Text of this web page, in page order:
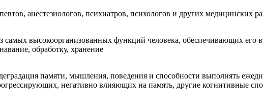
анестезиологов, психиатров, психологов и других
самых высокоорганизованных функций человека, обеспечивающих
обработку, хранение
памяти, мышления, поведения и способности выполнять
негативно влияющих на память, другие когнитивные